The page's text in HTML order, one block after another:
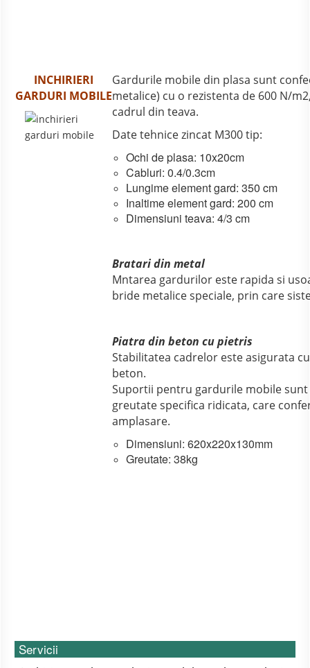
INCHIRIERI
GARDURI MOBILE
Gardurile mobile din plasa sunt
metalice) cu o rezistenta de 600 N/
cadrul din teava.
Date tehnice zincat M300 tip:
Ochi de plasa: 10x20cm
Cabluri: 0.4/0.3cm
Lungime element gard: 350 cm
Inaltime element gard: 200 cm
Dimensiuni teava: 4/3 cm
Bratari din metal
Mntarea gardurilor este rapida si
bride metalice speciale, prin care
Piatra din beton cu pietris
Stabilitatea cadrelor este asigurata
beton.
Suportii pentru gardurile mobile
greutate specifica ridicata, care
amplasare.
Dimensiuni: 620x220x130mm
Greutate: 38kg
Servicii